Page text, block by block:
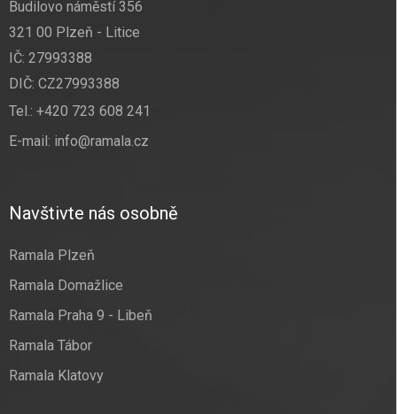
Budilovo náměstí 356
321 00 Plzeň - Litice
IČ: 27993388
DIČ: CZ27993388
Tel.: +420 723 608 241
E-mail: info@ramala.cz
Navštivte nás osobně
Ramala Plzeň
Ramala Domažlice
Ramala Praha 9 - Libeň
Ramala Tábor
Ramala Klatovy